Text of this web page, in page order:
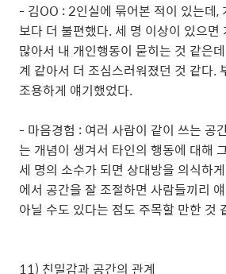
- 김OO : 2인실에 묶어본 적이 있는데,
보다 더 불편했다. 세 명 이상이 있으면
많아서 내 개인행동이 묻히는 것 같은
계 같아서 더 조심스러워졌던 것 같다.
조용하게 얘기했었다.
- 마음경험 : 여러 사람이 같이 쓰는 공
는 개념이 생겨서 타인의 행동에 대해
세 명의 소수가 되면 상대방을 의식하
에서 공간을 잘 조절하면 사람들끼리
아닐 수도 있다는 점도 주목할 만한 것
11) 친밀감과 공간의 관계